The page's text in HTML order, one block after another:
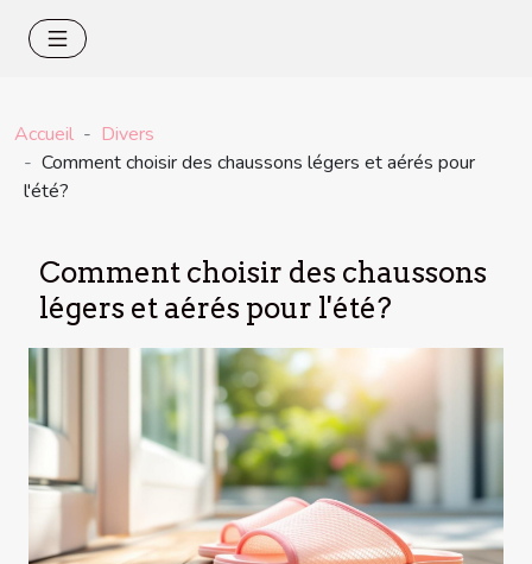
Accueil
Divers
Comment choisir des chaussons légers et aérés pour
l'été?
Comment choisir des chaussons
légers et aérés pour l'été?